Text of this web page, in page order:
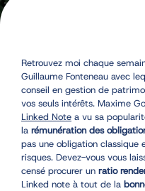
Retrouvez moi chaque
Guillaume Fonteneau avec
conseil en gestion de
vos seuls intérêts. Maxime
Linked Note a vu sa
la rémunération des
pas une obligation classique
risques. Devez-vous vous
censé procurer un ratio
Linked note à tout de la